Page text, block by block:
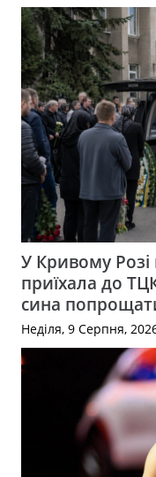
У Кривому
приїхала до
сина
Неділя, 9 Серпня,